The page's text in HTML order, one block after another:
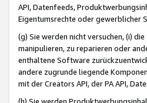
API, Datenfeeds,
Eigentumsrechte oder gewerblicher
(g) Sie werden nicht versuchen, (i)
manipulieren, zu reparieren oder
enthaltene Software
andere zugrunde liegende
mit der Creators API, der PA API,
(h) Sie werden